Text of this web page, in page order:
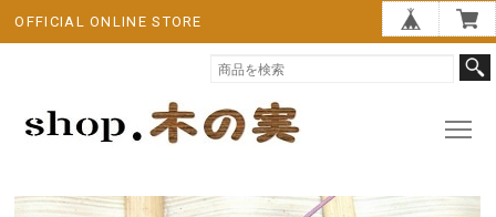
OFFICIAL ONLINE STORE